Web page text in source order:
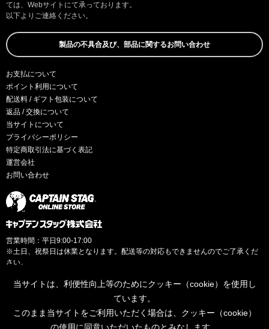
ては、Webサイトにて承っております。
以下よりご連絡ください。
製品の不具合及び、部品に関するお問い合わせ
お支払について
ポイント利用について
配送料 / ギフト包装について
返品 / 交換について
当サイトについて
プライバシーポリシー
特定商取引法に基づく表記
運営会社
お問い合わせ
営業時間：平日9:00-17:00
※土日、祝祭日は休業となります。配送等の対応もできませんのでご了承くだ
さい。
当サイトは、利便性向上等のためにクッキー（cookie）を使用し
ています。
このまま当サイトをご利用いただく場合は、クッキー（cookie）